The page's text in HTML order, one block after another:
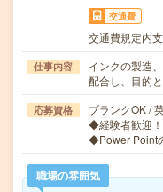
交通費
交通費規定内
仕事内容
インクの製造
配合し、目的
応募資格
ブランクOK /
◆経験者歓迎
◆Power Point
職場の雰囲気